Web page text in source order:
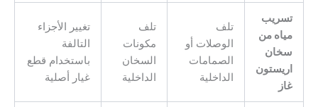
تسريب
مياه من
سخان
اريستون
غاز
تلف
الوصلات أو
الصمامات
الداخلية
تلف
مكونات
السخان
الداخلية
تغيير الأجزاء
التالفة
باستخدام قطع
غيار أصلية